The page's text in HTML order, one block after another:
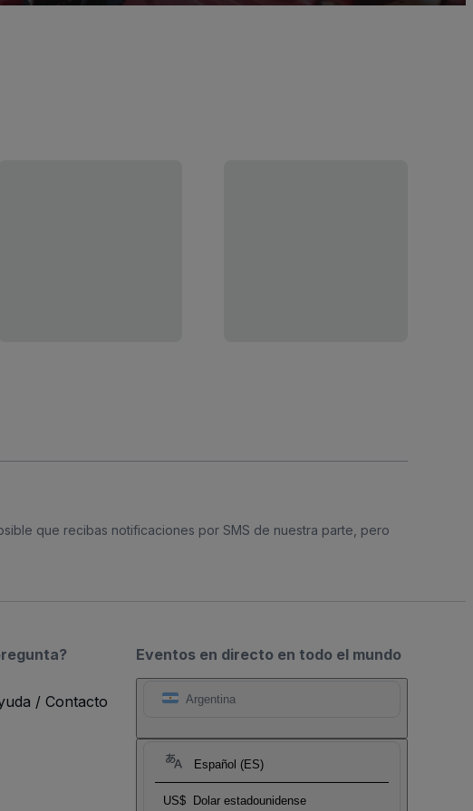
que recibas notificaciones por SMS de nuestra parte, pero
Eventos en directo en todo el mundo
Argentina
Español (ES)
US$ Dolar estadounidense
/ Contacto